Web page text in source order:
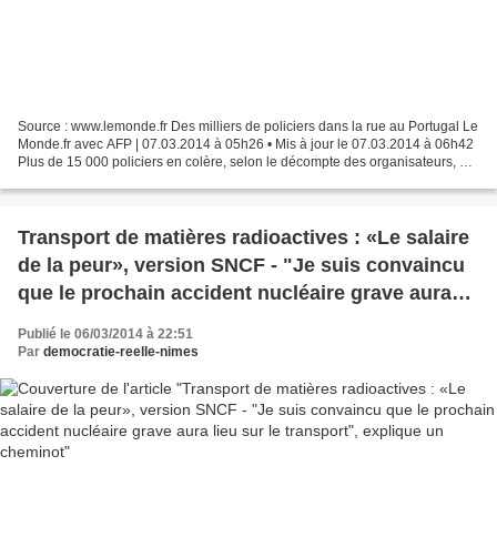
Source : www.lemonde.fr Des milliers de policiers dans la rue au Portugal Le
Monde.fr avec AFP | 07.03.2014 à 05h26 • Mis à jour le 07.03.2014 à 06h42
Plus de 15 000 policiers en colère, selon le décompte des organisateurs, ont
Transport de matières radioactives : «Le salaire
de la peur», version SNCF - "Je suis convaincu
que le prochain accident nucléaire grave aura
lieu sur le transport", explique un cheminot
Publié le 06/03/2014 à 22:51
Par democratie-reelle-nimes